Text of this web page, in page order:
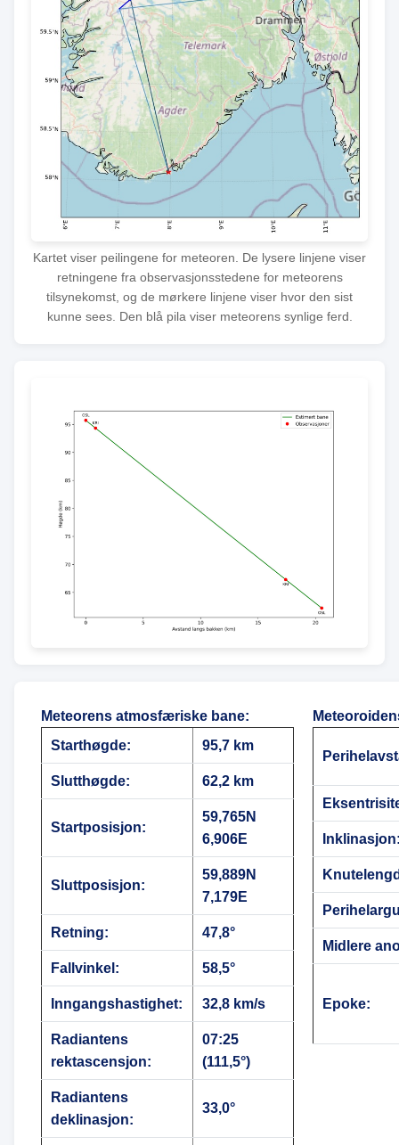
Kartet viser peilingene for meteoren. De lysere linjene viser
retningene fra observasjonsstedene for meteorens
tilsynekomst, og de mørkere linjene viser hvor den sist
kunne sees. Den blå pila viser meteorens synlige ferd.
Meteorens atmosfæriske bane:
Starthøgde:
95,7 km
Slutthøgde: 62,2 km
Startposisjon:
59,765N
6,906E
Sluttposisjon:
59,889N
7,179E
Retning: 47,8°
Fallvinkel: 58,5°
Inngangshastighet: 32,8 km/s
Radiantens
rektascensjon:
07:25
(111,5°)
Radiantens
deklinasjon:
33,0°
Midlere
Epoke: